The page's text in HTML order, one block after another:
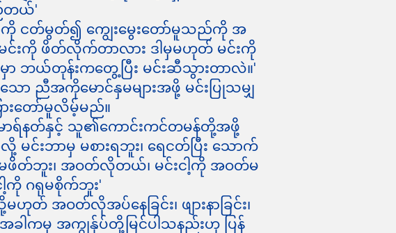
တယ်'
ငတ်မွတ်၍ ကျွေးမွေးတော်မူသည်ကို အ
င်းကို ဖိတ်လိုက်တာလား ဒါမှမဟုတ် မင်းကို
ာ ဘယ်တုန်းကတွေ့ပြီး မင်းဆီသွားတာလဲ။'
ညီအကိုမောင်နှမများအဖို့ မင်းပြုသမျှ
းတော်မူလိမ့်မည်။
ာရ်နတ်နှင့် သူ၏ကောင်းကင်တမန်တို့အဖို့
င်းဘာမှ မစားရဘူး၊ ရေငတ်ပြီး သောက်
မဖိတ်ဘူး၊ အဝတ်လိုတယ်၊ မင်းငါ့ကို အဝတ်မ
ါ့ကို ဂရုမစိုက်ဘူး'
တ် အဝတ်လိုအပ်နေခြင်း၊ ဖျားနာခြင်း၊
ကမှ အကျွန်ုပ်တို့မြင်ပါသနည်းဟု ပြန်